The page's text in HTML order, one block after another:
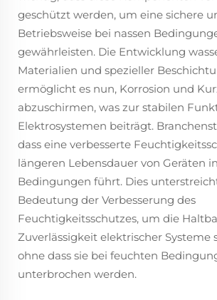
geschützt werden, um eine sichere
Betriebsweise bei nassen
gewährleisten. Die Entwicklung
Materialien und spezieller
ermöglicht es nun, Korrosion und
abzuschirmen, was zur stabilen
Elektrosystemen beiträgt.
dass eine verbesserte
längeren Lebensdauer von Geräten
Bedingungen führt. Dies
Bedeutung der Verbesserung des
Feuchtigkeitsschutzes, um die
Zuverlässigkeit elektrischer Systeme
ohne dass sie bei feuchten
unterbrochen werden.